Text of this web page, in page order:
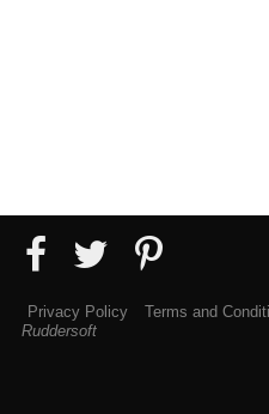
Privacy Policy Terms and
Ruddersoft